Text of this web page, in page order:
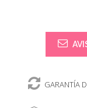
GARANTÍA